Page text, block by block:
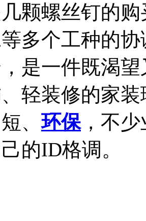
颗螺丝钉的
多个工种的
是一件既渴
轻装修的家
、环保，不少
的ID格调。